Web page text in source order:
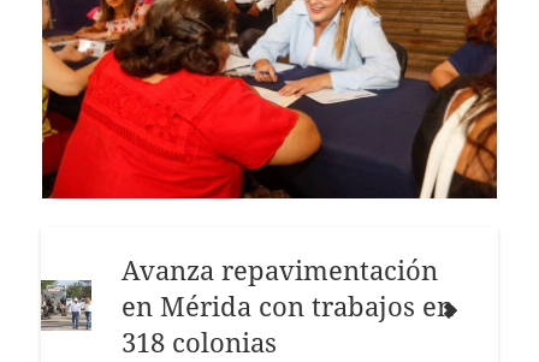
Avanza repavimentación
en Mérida con trabajos en
318 colonias